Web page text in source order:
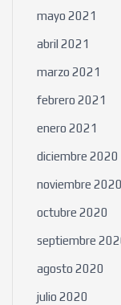
mayo 2021
abril 2021
marzo 2021
febrero 2021
enero 2021
diciembre 2020
noviembre 2020
octubre 2020
septiembre
agosto 2020
julio 2020